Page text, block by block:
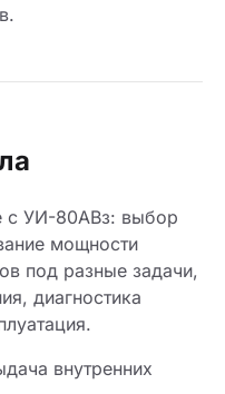
с УИ-80АВз: выбор
мощности
под разные задачи,
диагностика
внутренних